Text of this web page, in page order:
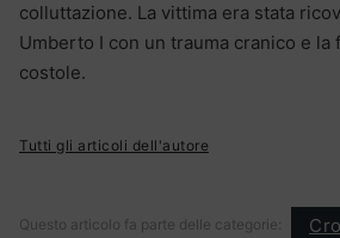
colluttazione. La vittima era stata
Umberto I con un trauma cranico e la
costole.
Tutti gli articoli dell'autore
Questo articolo fa parte delle categorie: